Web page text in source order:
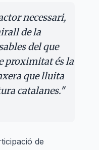
necessari,
de la
del que
proximitat és la
que lluita
catalanes."
de